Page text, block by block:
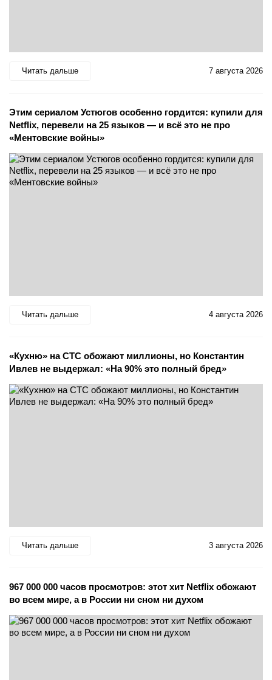
Читать дальше 7 августа 2026
Этим сериалом Устюгов особенно гордится: купили для
Netflix, перевели на 25 языков — и всё это не про
«Ментовские войны»
Читать дальше 4 августа 2026
«Кухню» на СТС обожают миллионы, но Константин
Ивлев не выдержал: «На 90% это полный бред»
Читать дальше 3 августа 2026
967 000 000 часов просмотров: этот хит Netflix обожают
во всем мире, а в России ни сном ни духом